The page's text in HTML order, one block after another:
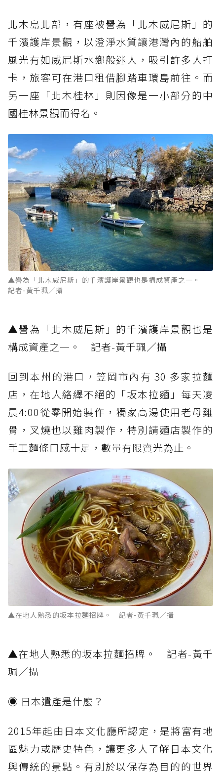
北木島北部，有座被譽為「北木威尼斯」的
千濱護岸景觀，以澄淨水質讓港灣內的船舶
風光有如威尼斯水鄉般迷人，吸引許多人打
卡，旅客可在港口租借腳踏車環島前往。而
另一座「北木桂林」則因像是一小部分的中
國桂林景觀而得名。
▲譽為「北木威尼斯」的千濱護岸景觀也是構成資產之一。
記者-黃千珮／攝
▲譽為「北木威尼斯」的千濱護岸景觀也是
構成資產之一。 記者-黃千珮／攝
回到本州的港口，笠岡市內有 30 多家拉麵
店，在地人絡繹不絕的「坂本拉麵」每天凌
晨4:00從零開始製作，獨家高湯使用老母雞
骨，叉燒也以雞肉製作，特別請麵店製作的
手工麵條口感十足，數量有限賣光為止。
▲在地人熟悉的坂本拉麵招牌。 記者-黃千珮／攝
▲在地人熟悉的坂本拉麵招牌。 記者-黃千
珮／攝
◉ 日本遺產是什麼？
2015年起由日本文化廳所認定，是將富有地
區魅力或歷史特色，讓更多人了解日本文化
與傳統的景點。有別於以保存為目的的世界